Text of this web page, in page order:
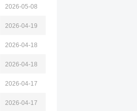
心理 外语
2026-05-08
2026-04-19
2026-04-18
2026-04-18
2026-04-17
2026-04-17